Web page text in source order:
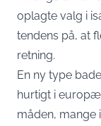
oplagte valg i
tendens på, at
retning.
En ny type
hurtigt i
måden, mange